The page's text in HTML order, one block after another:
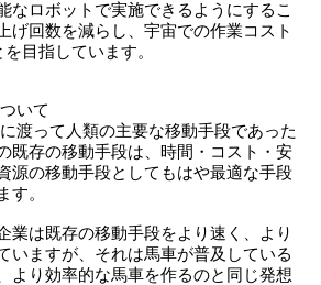
なロボットで実施できるようにするこ
げ回数を減らし、宇宙での作業コスト
目指しています。
いて
渡って人類の主要な移動手段であった
既存の移動手段は、時間・コスト・安
源の移動手段としてもはや最適な手段
す。
業は既存の移動手段をより速く、より
いますが、それは馬車が普及している
より効率的な馬車を作るのと同じ発想